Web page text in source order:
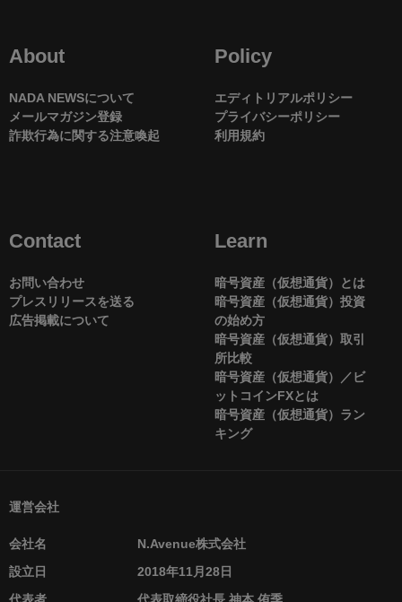
About
NADA NEWSについて
メールマガジン登録
詐欺行為に関する注意喚起
Policy
エディトリアルポリシー
プライバシーポリシー
利用規約
Contact
お問い合わせ
プレスリリースを送る
広告掲載について
Learn
暗号資産（仮想通貨）とは
暗号資産（仮想通貨）投資
の始め方
暗号資産（仮想通貨）取引
所比較
暗号資産（仮想通貨）／ビ
ットコインFXとは
暗号資産（仮想通貨）ラン
キング
運営会社
会社名
N.Avenue株式会社
設立日
2018年11月28日
代表者
代表取締役社長 神本 侑季